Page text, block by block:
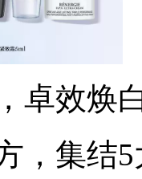
卓效焕
，集结